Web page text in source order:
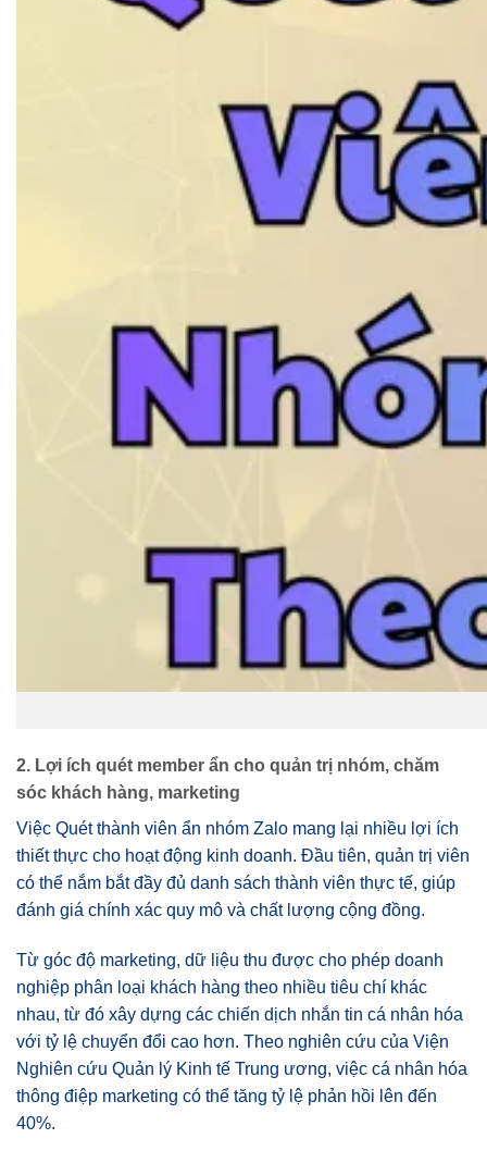
2. Lợi ích quét member ẩn cho quản trị nhóm, chăm
sóc khách hàng, marketing
Việc Quét thành viên ẩn nhóm Zalo mang lại nhiều lợi ích
thiết thực cho hoạt động kinh doanh. Đầu tiên, quản trị viên
có thể nắm bắt đầy đủ danh sách thành viên thực tế, giúp
đánh giá chính xác quy mô và chất lượng cộng đồng.
Từ góc độ marketing, dữ liệu thu được cho phép doanh
nghiệp phân loại khách hàng theo nhiều tiêu chí khác
nhau, từ đó xây dựng các chiến dịch nhắn tin cá nhân hóa
với tỷ lệ chuyển đổi cao hơn. Theo nghiên cứu của Viện
Nghiên cứu Quản lý Kinh tế Trung ương, việc cá nhân hóa
thông điệp marketing có thể tăng tỷ lệ phản hồi lên đến
40%.